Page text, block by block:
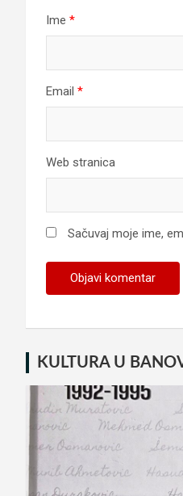
Ime *
Email *
Web stranica
Sačuvaj moje ime,
KULTURA U